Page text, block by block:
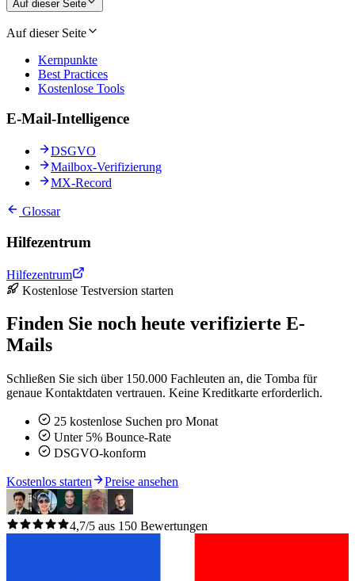
Auf dieser Seite
Auf dieser Seite
Kernpunkte
Best Practices
Kostenlose Tools
E-Mail-Intelligence
DSGVO
Mailbox-Verifizierung
MX-Record
Glossar
Hilfezentrum
Hilfezentrum
Kostenlose Testversion starten
Finden Sie noch heute verifizierte E-
Mails
Schließen Sie sich über 150.000 Fachleuten an, die Tomba für
genaue Kontaktdaten vertrauen. Keine Kreditkarte erforderlich.
25 kostenlose Suchen pro Monat
Unter 5% Bounce-Rate
DSGVO-konform
Kostenlos starten Preise ansehen
4,7/5 aus 150 Bewertungen